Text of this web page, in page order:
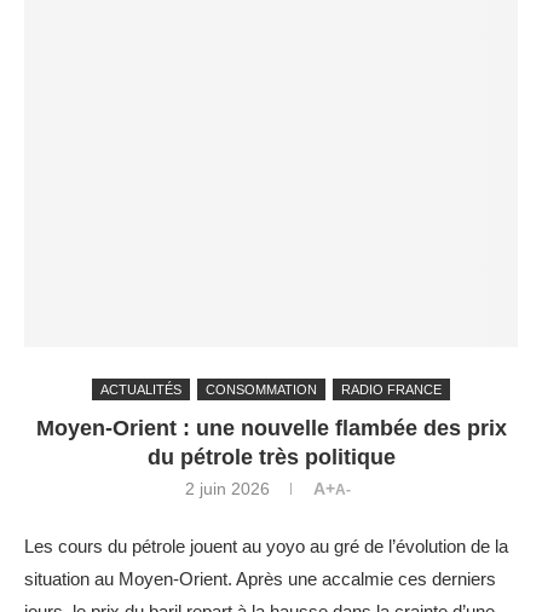
ACTUALITÉS CONSOMMATION RADIO FRANCE
Moyen-Orient : une nouvelle flambée des prix
du pétrole très politique
2 juin 2026 A+A-
Les cours du pétrole jouent au yoyo au gré de l’évolution de la
situation au Moyen-Orient. Après une accalmie ces derniers